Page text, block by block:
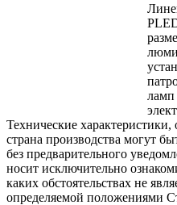
ламп
Технические
страна производства могут
без предварительного
носит исключительно
каких обстоятельствах не
определяемой положениями